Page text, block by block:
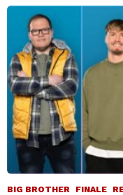
BIG BROTHER FINALE